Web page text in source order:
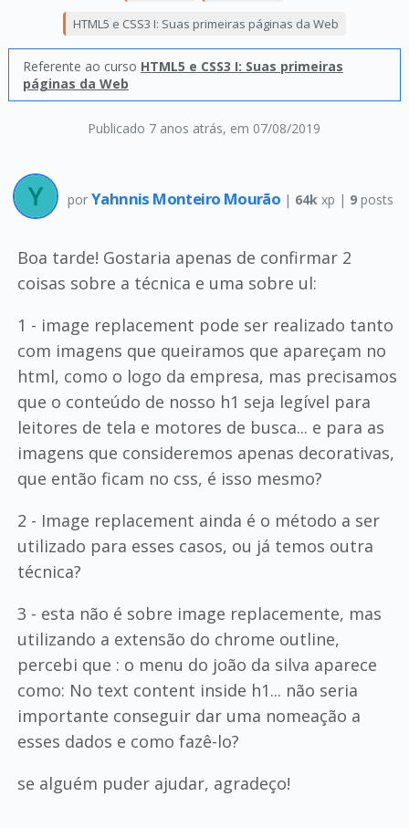
Publicado 7 anos atrás, em 07/08/2019
HTML5 e CSS3 I: Suas primeiras páginas da Web
Referente ao curso HTML5 e CSS3 I: Suas primeiras
páginas da Web
por Yahnnis Monteiro Mourão | 64k xp | 9posts
Boa tarde! Gostaria apenas de confirmar 2
coisas sobre a técnica e uma sobre ul:
1 - image replacement pode ser realizado tanto
com imagens que queiramos que apareçam no
html, como o logo da empresa, mas precisamos
que o conteúdo de nosso h1 seja legível para
leitores de tela e motores de busca... e para as
imagens que consideremos apenas decorativas,
que então ficam no css, é isso mesmo?
2 - Image replacement ainda é o método a ser
utilizado para esses casos, ou já temos outra
técnica?
3 - esta não é sobre image replacemente, mas
utilizando a extensão do chrome outline,
percebi que : o menu do joão da silva aparece
como: No text content inside h1... não seria
importante conseguir dar uma nomeação a
esses dados e como fazê-lo?
se alguém puder ajudar, agradeço!